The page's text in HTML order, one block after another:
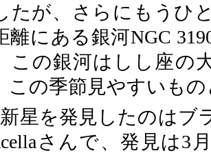
たが、さらにもうひ
離にある銀河NGC
この銀河はしし座の
この季節見やすいも
星を発見したのはブ
さんで、発見は3